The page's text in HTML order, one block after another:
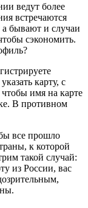
ведут более
встречаются
бывают и случаи
сэкономить.
карту, с
имя на карте
В противном
все прошло
к которой
такой случай:
из России, вас